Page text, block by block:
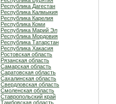
Республика Дагестан
Республика Калмыкия
Республика Карелия
Республика Коми
Республика Марий Эл
Республика Мордовия
Республика Татарстан
Республика Хакасия
Ростовская область
Рязанская область
Самарская область
Саратовская область
Сахалинская область
Свердловская область
Смоленская область
Ставропольский край
Тамбовская область